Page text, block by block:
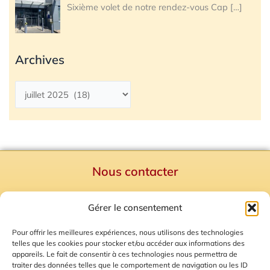
Gérer le consentement
Pour offrir les meilleures expériences, nous utilisons des technologies
telles que les cookies pour stocker et/ou accéder aux informations des
appareils. Le fait de consentir à ces technologies nous permettra de
traiter des données telles que le comportement de navigation ou les ID
Sixième volet de notre rendez-vous Cap […]
Archives
Nous contacter
Mentions Légales
Plan du site
Gestion des Cookies